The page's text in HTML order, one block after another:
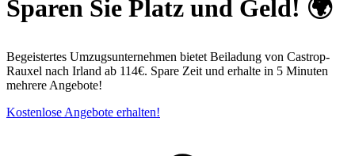
Sparen Sie Platz und Geld! 🌍
Begeistertes Umzugsunternehmen bietet Beiladung von Castrop-
Rauxel nach Irland ab 114€. Spare Zeit und erhalte in 5 Minuten
mehrere Angebote!
Kostenlose Angebote erhalten!